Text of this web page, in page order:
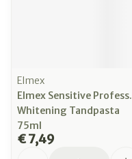
Elmex
Elmex Sensitive Profess.
Whitening Tandpasta
75ml
€ 7,49